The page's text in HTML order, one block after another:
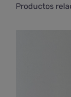
Productos